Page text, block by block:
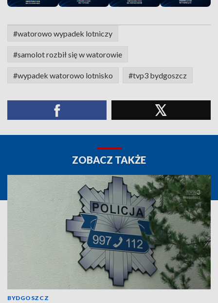
#watorowo wypadek lotniczy
#samolot rozbił się w watorowie
#wypadek watorowo lotnisko #tvp3 bydgoszcz
ZOBACZ TAKŻE
BYDGOSZCZ